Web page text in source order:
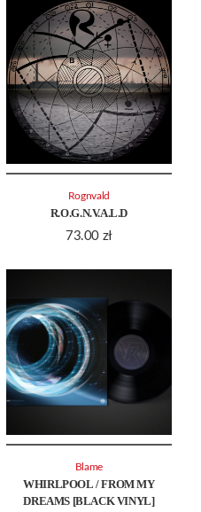
R.O.G.N.V.A.L.D
73.00 zł
Rognvald
WHIRLPOOL / FROM MY
DREAMS [BLACK VINYL]
Blame